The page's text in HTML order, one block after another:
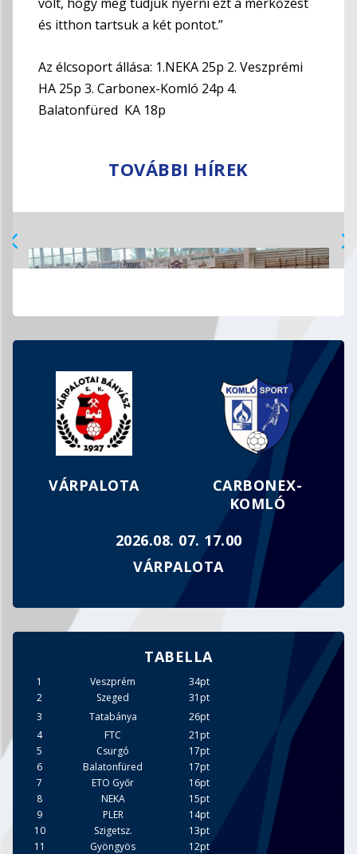
volt, hogy meg tudjuk nyerni ezt a mérkőzést
és itthon tartsuk a két pontot.”
Az élcsoport állása: 1.NEKA 25p 2. Veszprémi
HA 25p 3. Carbonex-Komló 24p 4.
Balatonfüred KA 18p
TOVÁBBI HÍREK
MEGFOGYVA BÁR, DE TÖRVE NEM…
VÁRPALOTA
CARBONEX-
KOMLÓ
2026.08. 07. 17.00
VÁRPALOTA
TABELLA
1 Veszprém
34pt
2
Szeged
31pt
3
Tatabánya
26pt
4
FTC
21pt
5
Csurgó
17pt
6
Balatonfüred
17pt
7
ETO Győr
16pt
8
NEKA
15pt
9
PLER
14pt
10
Szigetsz.
13pt
11
Gyöngyös
12pt